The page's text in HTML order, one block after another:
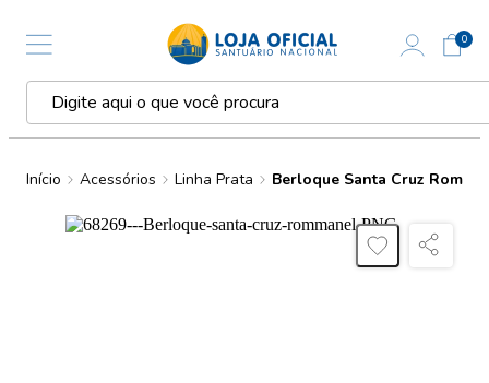
0
Início Acessórios Linha Prata Berloque Santa Cruz